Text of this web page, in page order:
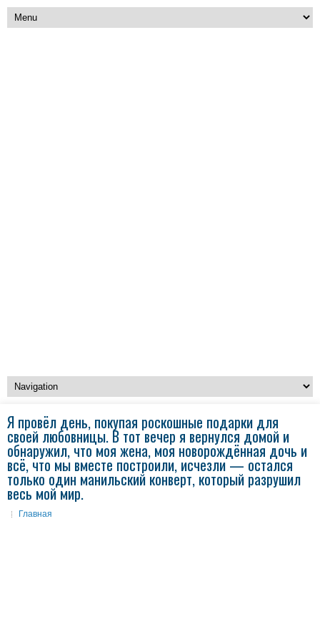
Я провёл день, покупая роскошные подарки для
своей любовницы. В тот вечер я вернулся домой и
обнаружил, что моя жена, моя новорождённая дочь и
всё, что мы вместе построили, исчезли — остался
только один манильский конверт, который разрушил
весь мой мир.
Главная